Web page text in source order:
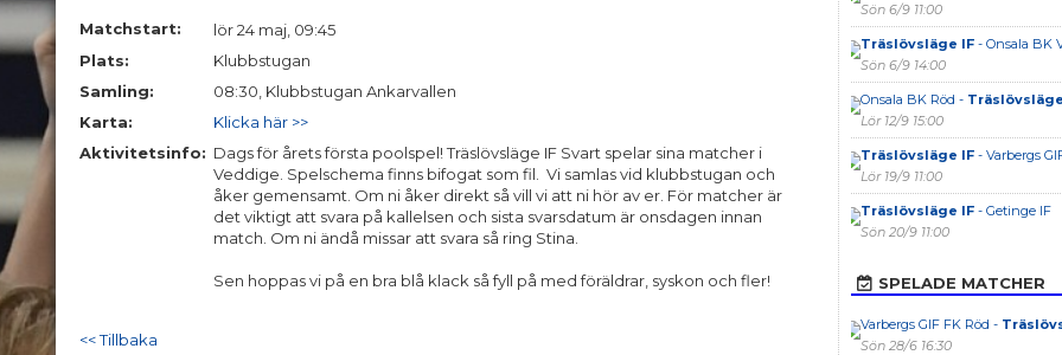
Matchstart:
lör 24 maj, 09:45
Plats:
Klubbstugan
Samling:
08:30, Klubbstugan Ankarvallen
Karta:
Klicka här >>
Aktivitetsinfo: Dags för årets första poolspel! Träslövsläge IF Svart spelar sina matcher i
Veddige. Spelschema finns bifogat som fil. Vi samlas vid klubbstugan och
åker gemensamt. Om ni åker direkt så vill vi att ni hör av er. För matcher är
det viktigt att svara på kallelsen och sista svarsdatum är onsdagen innan
match. Om ni ändå missar att svara så ring Stina.
Sen hoppas vi på en bra blå klack så fyll på med föräldrar, syskon och fler!
<< Tillbaka
Sön 6/9 11:00
Träslövsläge IF- Onsala BK
Sön 6/9 14:00
Onsala BK Röd -
Lör 12/9 15:00
Träslövsläge IF- Varbergs
Lör 19/9 11:00
Träslövsläge IF- Getinge IF
Sön 20/9 11:00
SPELADE MATCHER
Varbergs GIF FK Röd -
Sön 28/6 16:30